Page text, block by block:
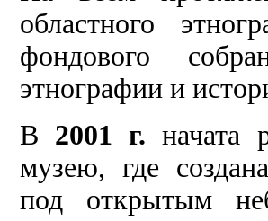
областного
фондового
этнографии и
В 2001 г. начата
музею, где
под открытым